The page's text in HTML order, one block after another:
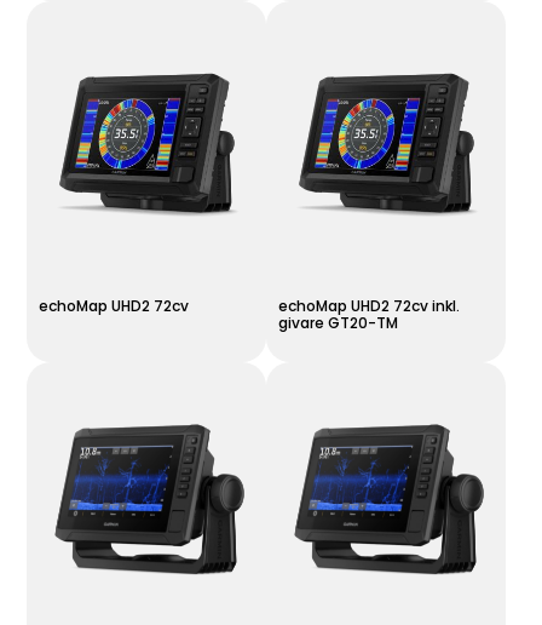
echoMap UHD2 72cv
echoMap UHD2 72cv inkl.
givare GT20-TM